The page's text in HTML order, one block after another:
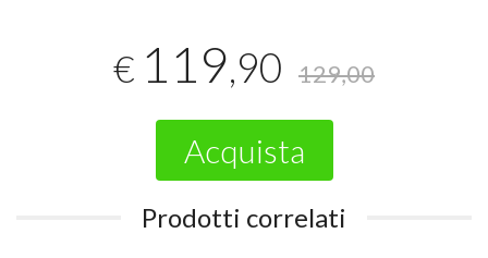
€ 119,90 129,00
Acquista
Prodotti correlati